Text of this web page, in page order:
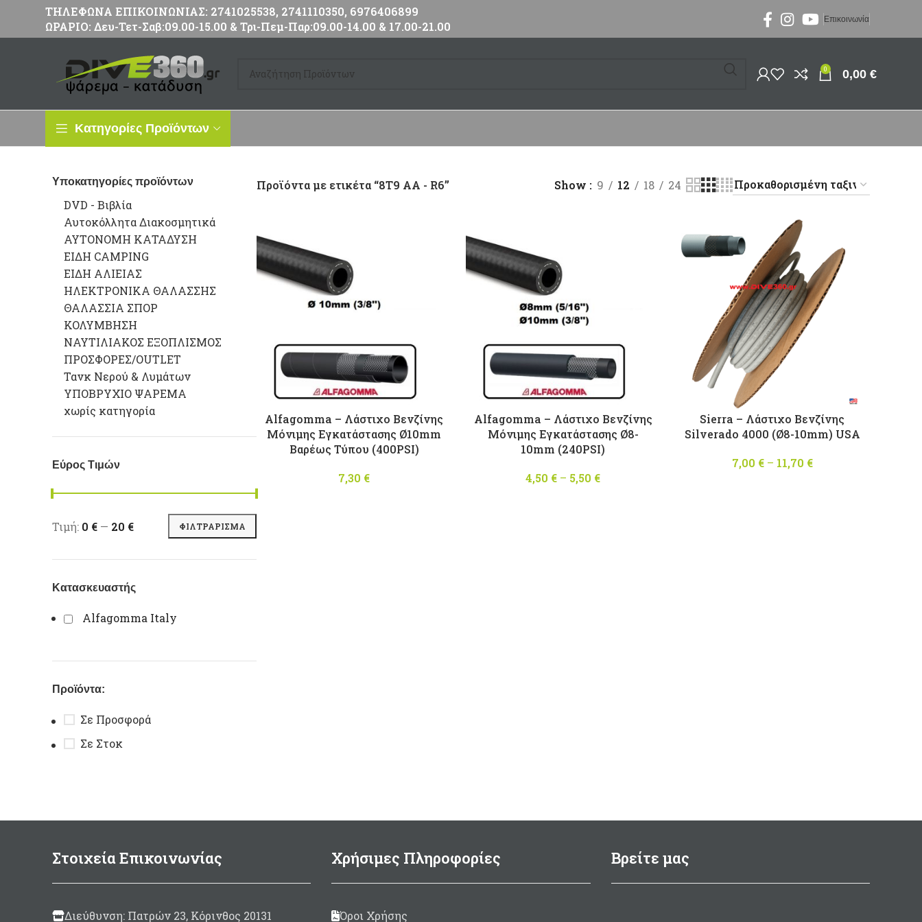
ΤΗΛΕΦΩΝΑ ΕΠΙΚΟΙΝΩΝΙΑΣ: 2741025538, 2741110350, 6976406899
ΩΡΑΡΙΟ: Δευ-Τετ-Σαβ:09.00-15.00 & Τρι-Πεμ-Παρ:09.00-14.00 & 17.00-21.00
Επικοινωνία
0 0,00 €
Κατηγορίες Προϊόντων
Υποκατηγορίες προϊόντων
DVD - Βιβλία
Αυτοκόλλητα Διακοσμητικά
ΑΥΤΟΝΟΜΗ ΚΑΤΑΔΥΣΗ
ΕΙΔΗ CAMPING
ΕΙΔΗ ΑΛΙΕΙΑΣ
ΗΛΕΚΤΡΟΝΙΚΑ ΘΑΛΑΣΣΗΣ
ΘΑΛΑΣΣΙΑ ΣΠΟΡ
ΚΟΛΥΜΒΗΣΗ
ΝΑΥΤΙΛΙΑΚΟΣ ΕΞΟΠΛΙΣΜΟΣ
ΠΡΟΣΦΟΡΕΣ/OUTLET
Τανκ Νερού & Λυμάτων
ΥΠΟΒΡΥΧΙΟ ΨΑΡΕΜΑ
χωρίς κατηγορία
Εύρος Τιμών
Ελάχιστη τιμή
Μέγιστη τιμή ΦΙΛΤΡΆΡΙΣΜΑ
Τιμή: 0 € — 20 €
Κατασκευαστής
Alfagomma Italy
Προϊόντα:
Σε Προσφορά
Σε Στοκ
Προϊόντα με ετικέτα “8Τ9 ΑΑ - R6” Show 9 12 18 24
Alfagomma – Λάστιχο Βενζίνης
Μόνιμης Εγκατάστασης Ø10mm
Βαρέως Τύπου (400PSI)
7,30 €
Alfagomma – Λάστιχο Βενζίνης
Μόνιμης Εγκατάστασης Ø8-
10mm (240PSI)
4,50 € – 5,50 €
Sierra – Λάστιχο Βενζίνης
Silverado 4000 (Ø8-10mm) USA
7,00 € – 11,70 €
Στοιχεία Επικοινωνίας
Διεύθυνση: Πατρών 23, Κόρινθος 20131
Χρήσιμες Πληροφορίες
Όροι Χρήσης
Βρείτε μας